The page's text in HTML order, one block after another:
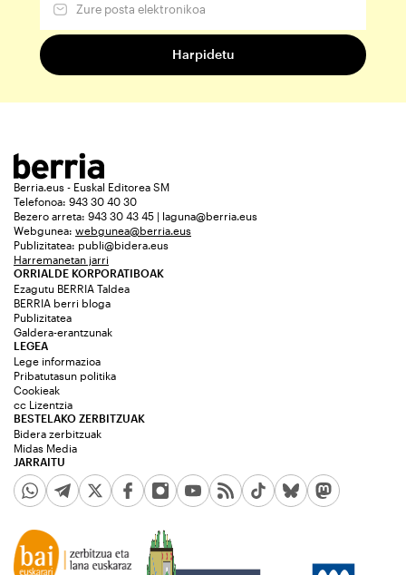
Berria.eus - Euskal Editorea SM
Telefonoa: 943 30 40 30
Bezero arreta: 943 30 43 45 | laguna@berria.eus
Webgunea: webgunea@berria.eus
Publizitatea: publi@bidera.eus
Harremanetan jarri
ORRIALDE KORPORATIBOAK
Ezagutu BERRIA Taldea
BERRIA berri bloga
Publizitatea
Galdera-erantzunak
JARRAITU
LEGEA
Lege informazioa
Pribatutasun politika
Cookieak
cc Lizentzia
BESTELAKO ZERBITZUAK
Bidera zerbitzuak
Midas Media